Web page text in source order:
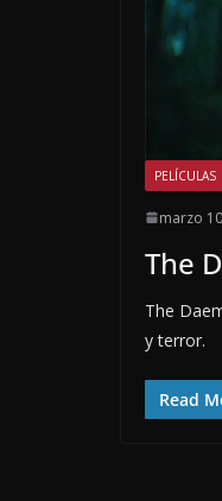
PELÍCULAS
marzo
The
The
y terror.
Read